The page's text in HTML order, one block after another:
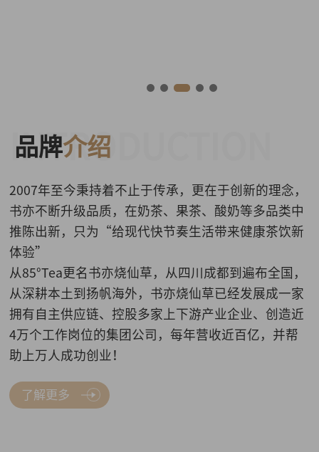
INTRODUCTION
品牌介绍
2007年至今秉持着不止于传承，更在于创新的理念，
书亦不断升级品质，在奶茶、果茶、酸奶等多品类中
推陈出新，只为“给现代快节奏生活带来健康茶饮新
体验”
从85°Tea更名书亦烧仙草，从四川成都到遍布全国，
从深耕本土到扬帆海外，书亦烧仙草已经发展成一家
拥有自主供应链、控股多家上下游产业企业、创造近
4万个工作岗位的集团公司，每年营收近百亿，并帮
助上万人成功创业！
了解更多